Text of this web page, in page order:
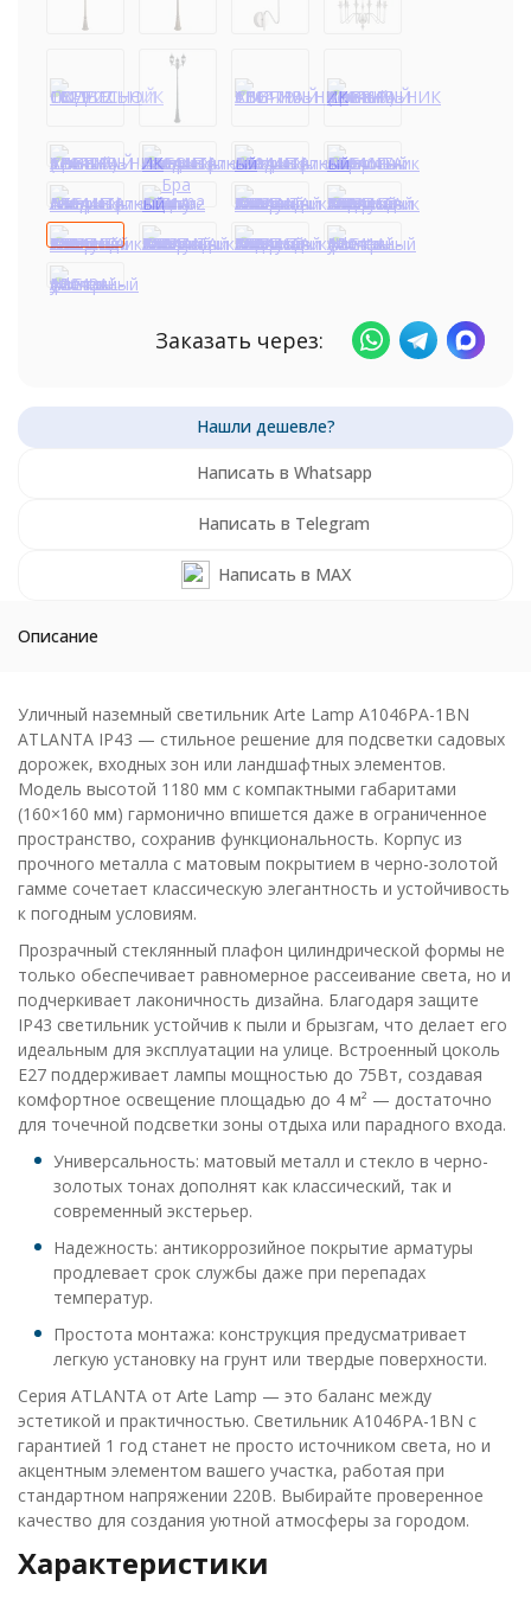
Заказать через:
Написать в Whatsapp
Написать в Telegram
Написать в MAX
Описание
Уличный наземный светильник Arte Lamp A1046PA-1BN
ATLANTA IP43 — стильное решение для подсветки садовых
дорожек, входных зон или ландшафтных элементов.
Модель высотой 1180 мм с компактными габаритами
(160×160 мм) гармонично впишется даже в ограниченное
пространство, сохранив функциональность. Корпус из
прочного металла с матовым покрытием в черно-золотой
гамме сочетает классическую элегантность и устойчивость
к погодным условиям.
Прозрачный стеклянный плафон цилиндрической формы не
только обеспечивает равномерное рассеивание света, но и
подчеркивает лаконичность дизайна. Благодаря защите
IP43 светильник устойчив к пыли и брызгам, что делает его
идеальным для эксплуатации на улице. Встроенный цоколь
E27 поддерживает лампы мощностью до 75Вт, создавая
комфортное освещение площадью до 4 м² — достаточно
для точечной подсветки зоны отдыха или парадного входа.
Универсальность: матовый металл и стекло в черно-
золотых тонах дополнят как классический, так и
современный экстерьер.
Надежность: антикоррозийное покрытие арматуры
продлевает срок службы даже при перепадах
температур.
Простота монтажа: конструкция предусматривает
легкую установку на грунт или твердые поверхности.
Серия ATLANTA от Arte Lamp — это баланс между
эстетикой и практичностью. Светильник A1046PA-1BN с
гарантией 1 год станет не просто источником света, но и
акцентным элементом вашего участка, работая при
стандартном напряжении 220В. Выбирайте проверенное
качество для создания уютной атмосферы за городом.
Характеристики